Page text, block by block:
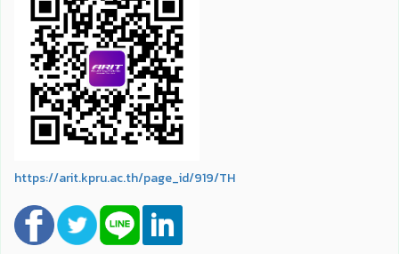
https://arit.kpru.ac.th/page_id/919/TH